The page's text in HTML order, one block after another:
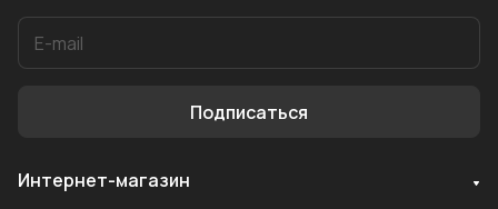
Подписаться
Интернет-магазин